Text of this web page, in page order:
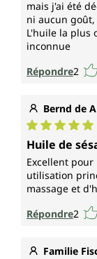
mais j'ai été
ni aucun
L'huile la plus
inconnue
Répondre2
Bernd de
Note
Huile de
Excellent
utilisation
massage et
Répondre2
Familie